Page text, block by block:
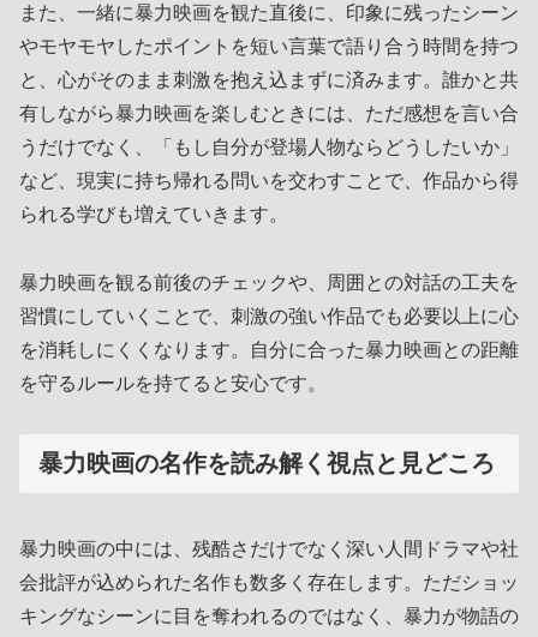
また、一緒に暴力映画を観た直後に、印象に残ったシーン
やモヤモヤしたポイントを短い言葉で語り合う時間を持つ
と、心がそのまま刺激を抱え込まずに済みます。誰かと共
有しながら暴力映画を楽しむときには、ただ感想を言い合
うだけでなく、「もし自分が登場人物ならどうしたいか」
など、現実に持ち帰れる問いを交わすことで、作品から得
られる学びも増えていきます。
暴力映画を観る前後のチェックや、周囲との対話の工夫を
習慣にしていくことで、刺激の強い作品でも必要以上に心
を消耗しにくくなります。自分に合った暴力映画との距離
を守るルールを持てると安心です。
暴力映画の名作を読み解く視点と見どころ
暴力映画の中には、残酷さだけでなく深い人間ドラマや社
会批評が込められた名作も数多く存在します。ただショッ
キングなシーンに目を奪われるのではなく、暴力が物語の